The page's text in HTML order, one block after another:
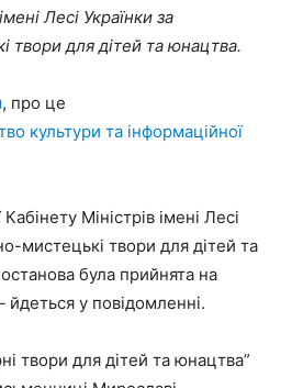
Лесі Українки за
твори для дітей та юнацтва.
, про це
культури та інформаційної
Міністрів імені Лесі
мистецькі твори для дітей та
була прийнята на
йдеться у повідомленні.
твори для дітей та юнацтва”